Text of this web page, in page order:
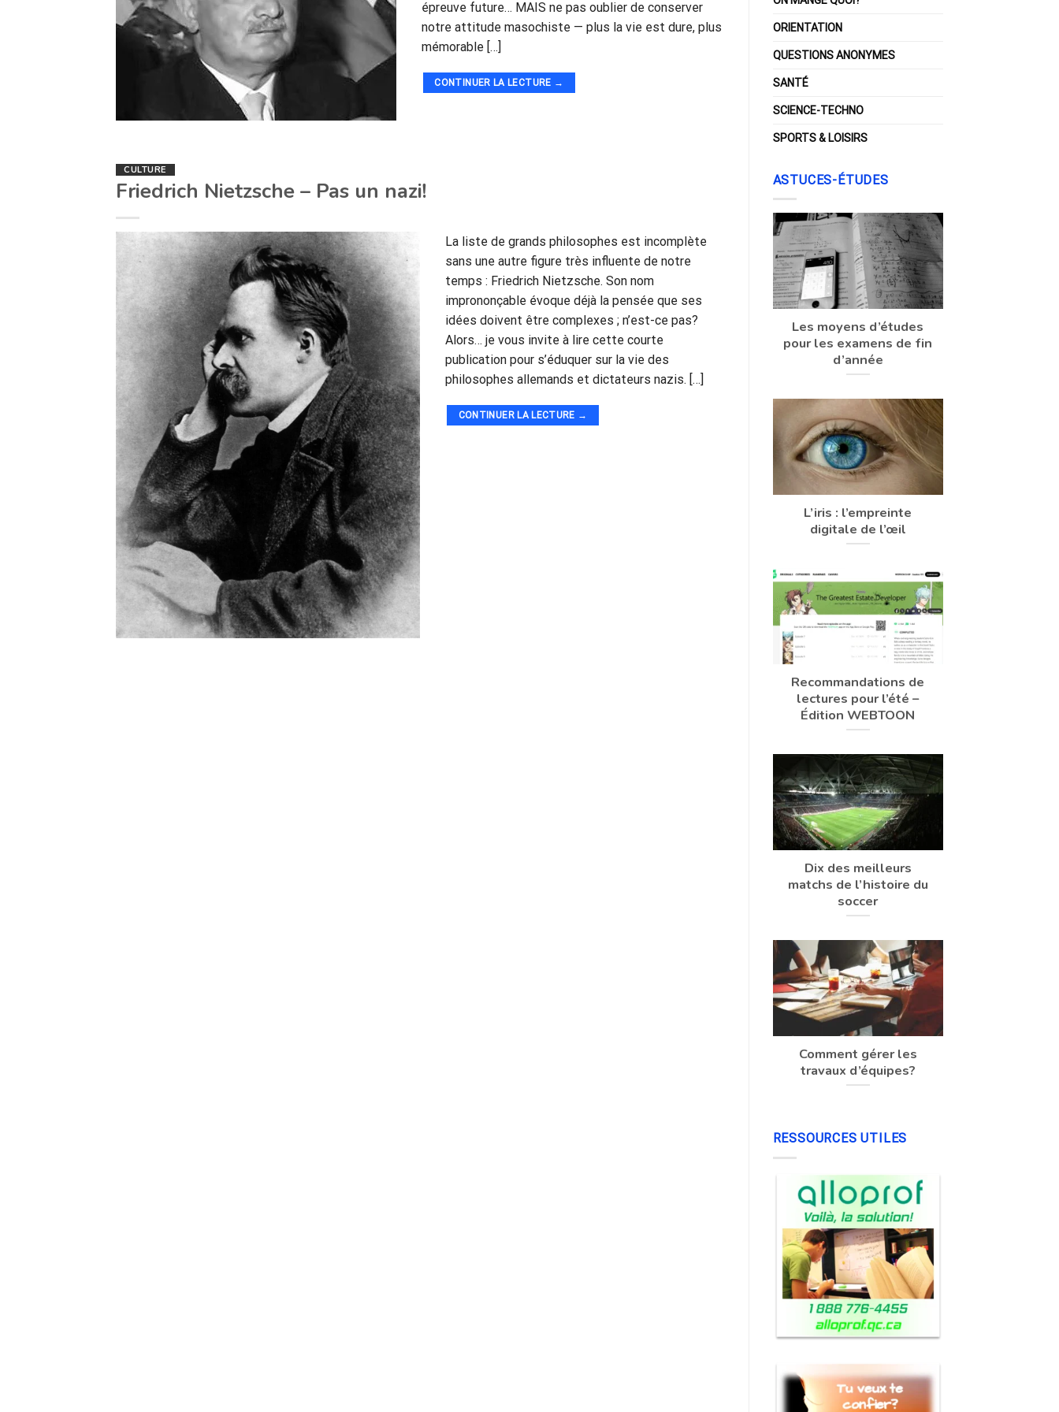
épreuve future… MAIS ne pas oublier de conserver
notre attitude masochiste — plus la vie est dure, plus
mémorable […]
CONTINUER LA LECTURE →
CULTURE
Friedrich Nietzsche – Pas un nazi!
La liste de grands philosophes est incomplète
sans une autre figure très influente de notre
temps : Friedrich Nietzsche. Son nom
imprononçable évoque déjà la pensée que ses
idées doivent être complexes ; n’est-ce pas?
Alors… je vous invite à lire cette courte
publication pour s’éduquer sur la vie des
philosophes allemands et dictateurs nazis. […]
CONTINUER LA LECTURE →
ORIENTATION
QUESTIONS ANONYMES
SANTÉ
SCIENCE-TECHNO
SPORTS & LOISIRS
ASTUCES-ÉTUDES
Les moyens d’études
pour les examens de fin
d’année
L’iris : l’empreinte
digitale de l’œil
Recommandations de
lectures pour l’été –
Édition WEBTOON
Dix des meilleurs
matchs de l’histoire du
soccer
Comment gérer les
travaux d’équipes?
RESSOURCES UTILES